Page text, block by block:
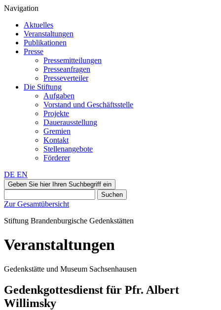
Navigation
Aktuelles
Veranstaltungen
Publikationen
Presse
Pressemitteilungen
Presseanfragen
Presseverteiler
Die Stiftung
Aufgaben
Vorstand und Geschäftsstelle
Projekte
Dauerausstellung
Gremien
Kontakt
Stellenangebote
Förderer
DE EN
Geben Sie hier Ihren Suchbegriff ein
Suchen
Zur Gesamtübersicht
Stiftung Brandenburgische Gedenkstätten
Veranstaltungen
Gedenkstätte und Museum Sachsenhausen
Gedenkgottesdienst für Pfr. Albert
Willimsky